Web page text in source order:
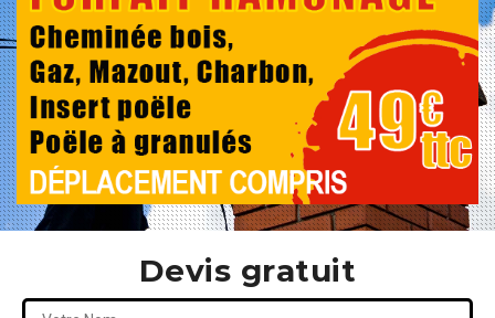
Devis gratuit